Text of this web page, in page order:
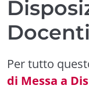
Per tutto
di Messa a